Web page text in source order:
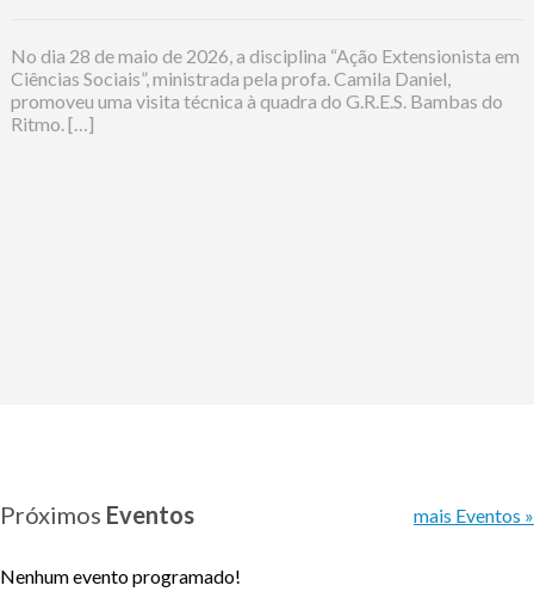
No dia 28 de maio de 2026, a disciplina “Ação Extensionista em
Ciências Sociais”, ministrada pela profa. Camila Daniel,
promoveu uma visita técnica à quadra do G.R.E.S. Bambas do
Ritmo. […]
Próximos Eventos mais Eventos »
Nenhum evento programado!